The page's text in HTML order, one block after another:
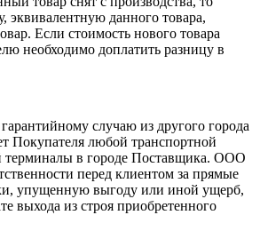
эквивалентную данного товара,
Если стоимость нового товара
необходимо доплатить разницу в
случаю из другого города
Покупателя любой транспортной
в городе Поставщика. ООО
перед клиентом за прямые
упущенную выгоду или иной ущерб,
выхода из строя приобретенного